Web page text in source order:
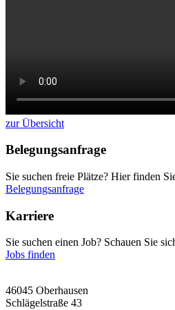
zur Übersicht
Belegungsanfrage
Sie suchen freie Plätze? Hier finden
Belegungsanfrage
Karriere
Sie suchen einen Job? Schauen Sie
Jobs finden
46045 Oberhausen
Schlägelstraße 43